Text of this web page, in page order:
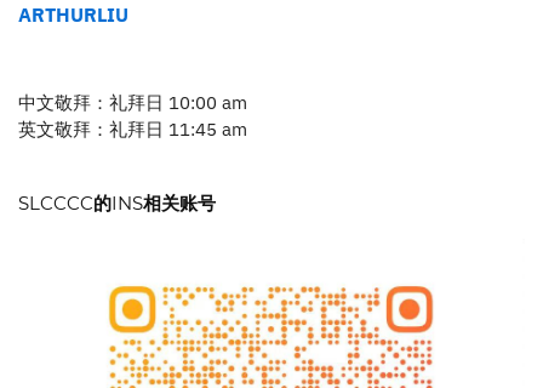
ARTHURLIU
中文敬拜：礼拜日 10:00 am
英文敬拜：礼拜日 11:45 am
SLCCCC的INS相关账号